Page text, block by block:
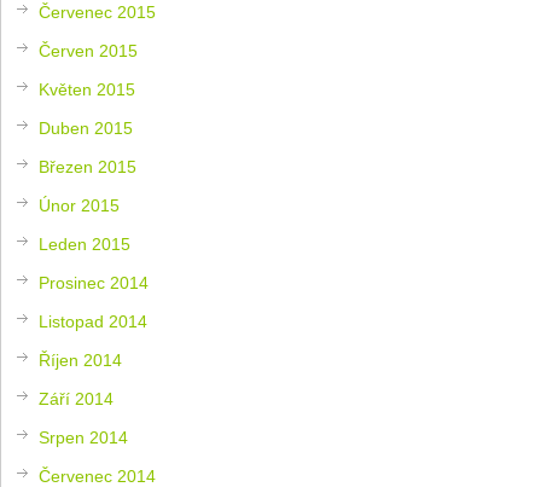
Červenec 2015
Červen 2015
Květen 2015
Duben 2015
Březen 2015
Únor 2015
Leden 2015
Prosinec 2014
Listopad 2014
Říjen 2014
Září 2014
Srpen 2014
Červenec 2014